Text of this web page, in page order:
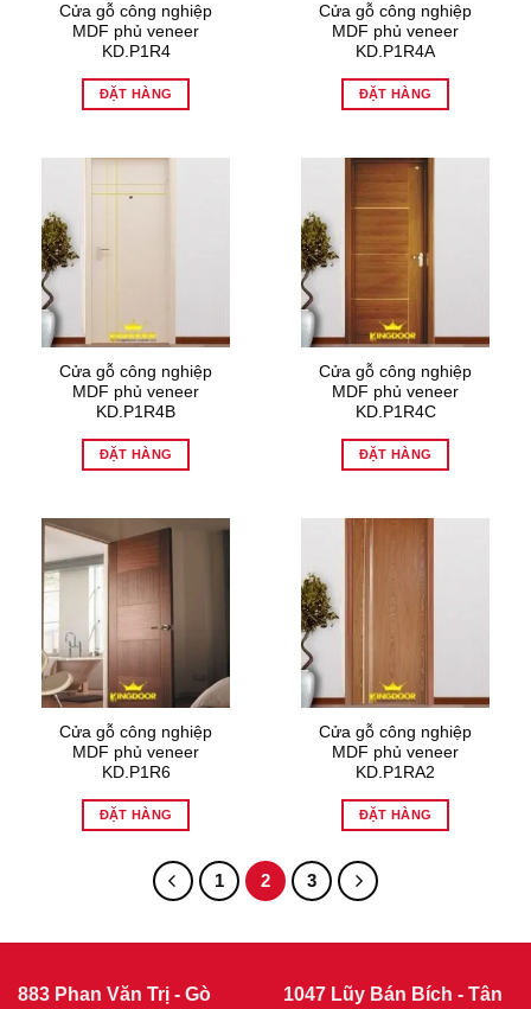
Cửa gỗ công nghiệp
MDF phủ veneer
KD.P1R4
ĐẶT HÀNG
Cửa gỗ công nghiệp
MDF phủ veneer
KD.P1R4A
ĐẶT HÀNG
Cửa gỗ công nghiệp
MDF phủ veneer
KD.P1R4B
ĐẶT HÀNG
Cửa gỗ công nghiệp
MDF phủ veneer
KD.P1R4C
ĐẶT HÀNG
Cửa gỗ công nghiệp
MDF phủ veneer
KD.P1R6
ĐẶT HÀNG
Cửa gỗ công nghiệp
MDF phủ veneer
KD.P1RA2
ĐẶT HÀNG
1 2 3
883 Phan Văn Trị - Gò 1047 Lũy Bán Bích - Tân